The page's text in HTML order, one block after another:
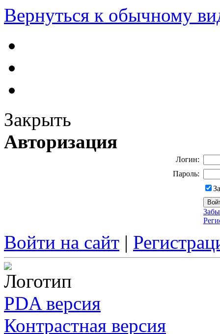
Вернуться к обычному
Закрыть
Авторизация
Логин:
Пароль:
Войти на сайт |
PDA версия
Контрастная версия